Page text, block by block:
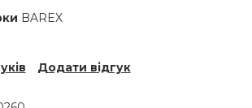
BAREX
Додати відгук